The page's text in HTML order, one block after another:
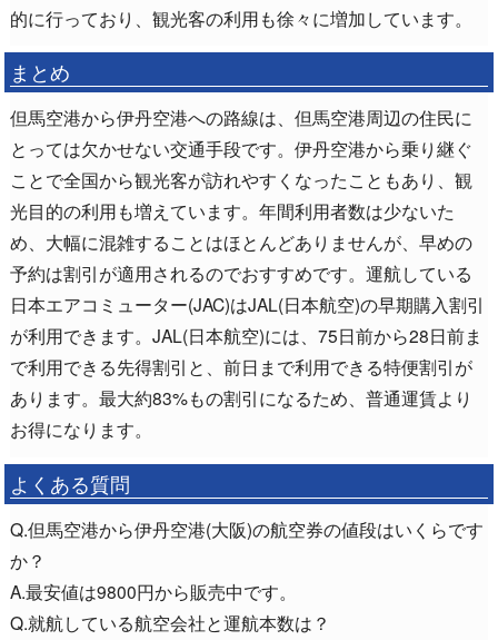
的に行っており、観光客の利用も徐々に増加しています。
まとめ
但馬空港から伊丹空港への路線は、但馬空港周辺の住民に
とっては欠かせない交通手段です。伊丹空港から乗り継ぐ
ことで全国から観光客が訪れやすくなったこともあり、観
光目的の利用も増えています。年間利用者数は少ないた
め、大幅に混雑することはほとんどありませんが、早めの
予約は割引が適用されるのでおすすめです。運航している
日本エアコミューター(JAC)はJAL(日本航空)の早期購入割引
が利用できます。JAL(日本航空)には、75日前から28日前ま
で利用できる先得割引と、前日まで利用できる特便割引が
あります。最大約83%もの割引になるため、普通運賃より
お得になります。
よくある質問
Q.但馬空港から伊丹空港(大阪)の航空券の値段はいくらです
か？
A.最安値は9800円から販売中です。
Q.就航している航空会社と運航本数は？